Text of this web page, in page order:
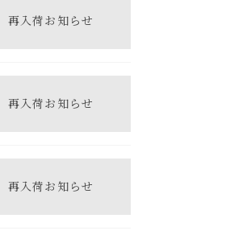
再入荷お知らせ
再入荷お知らせ
再入荷お知らせ